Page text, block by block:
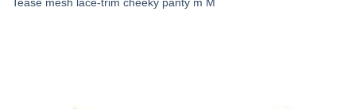
Tease mesh lace-trim cheeky panty m M